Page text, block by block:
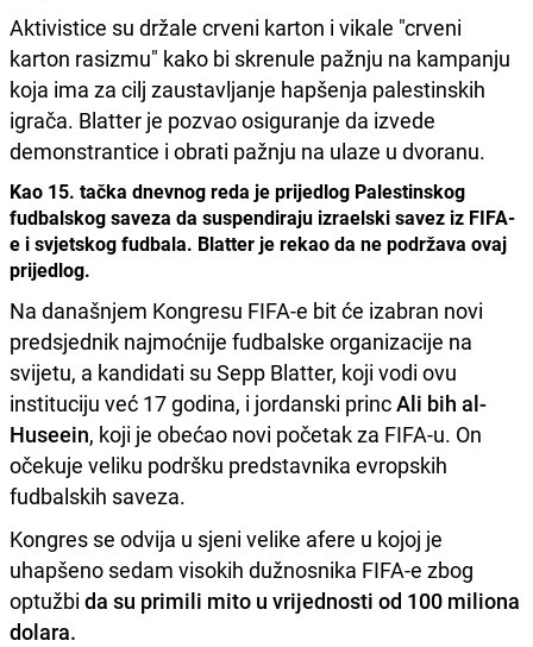
Aktivistice su držale crveni karton i vikale "crveni
karton rasizmu" kako bi skrenule pažnju na kampanju
koja ima za cilj zaustavljanje hapšenja palestinskih
igrača. Blatter je pozvao osiguranje da izvede
demonstrantice i obrati pažnju na ulaze u dvoranu.
Kao 15. tačka dnevnog reda je prijedlog Palestinskog
fudbalskog saveza da suspendiraju izraelski savez iz FIFA-
e i svjetskog fudbala. Blatter je rekao da ne podržava ovaj
prijedlog.
Na današnjem Kongresu FIFA-e bit će izabran novi
predsjednik najmoćnije fudbalske organizacije na
svijetu, a kandidati su Sepp Blatter, koji vodi ovu
instituciju već 17 godina, i jordanski princAli bih al-
Huseein, koji je obećao novi početak za FIFA-u. On
očekuje veliku podršku predstavnika evropskih
fudbalskih saveza.
Kongres se odvija u sjeni velike afere u kojoj je
uhapšeno sedam visokih dužnosnika FIFA-e zbog
optužbi da su primili mito u vrijednosti od 100 miliona
dolara.